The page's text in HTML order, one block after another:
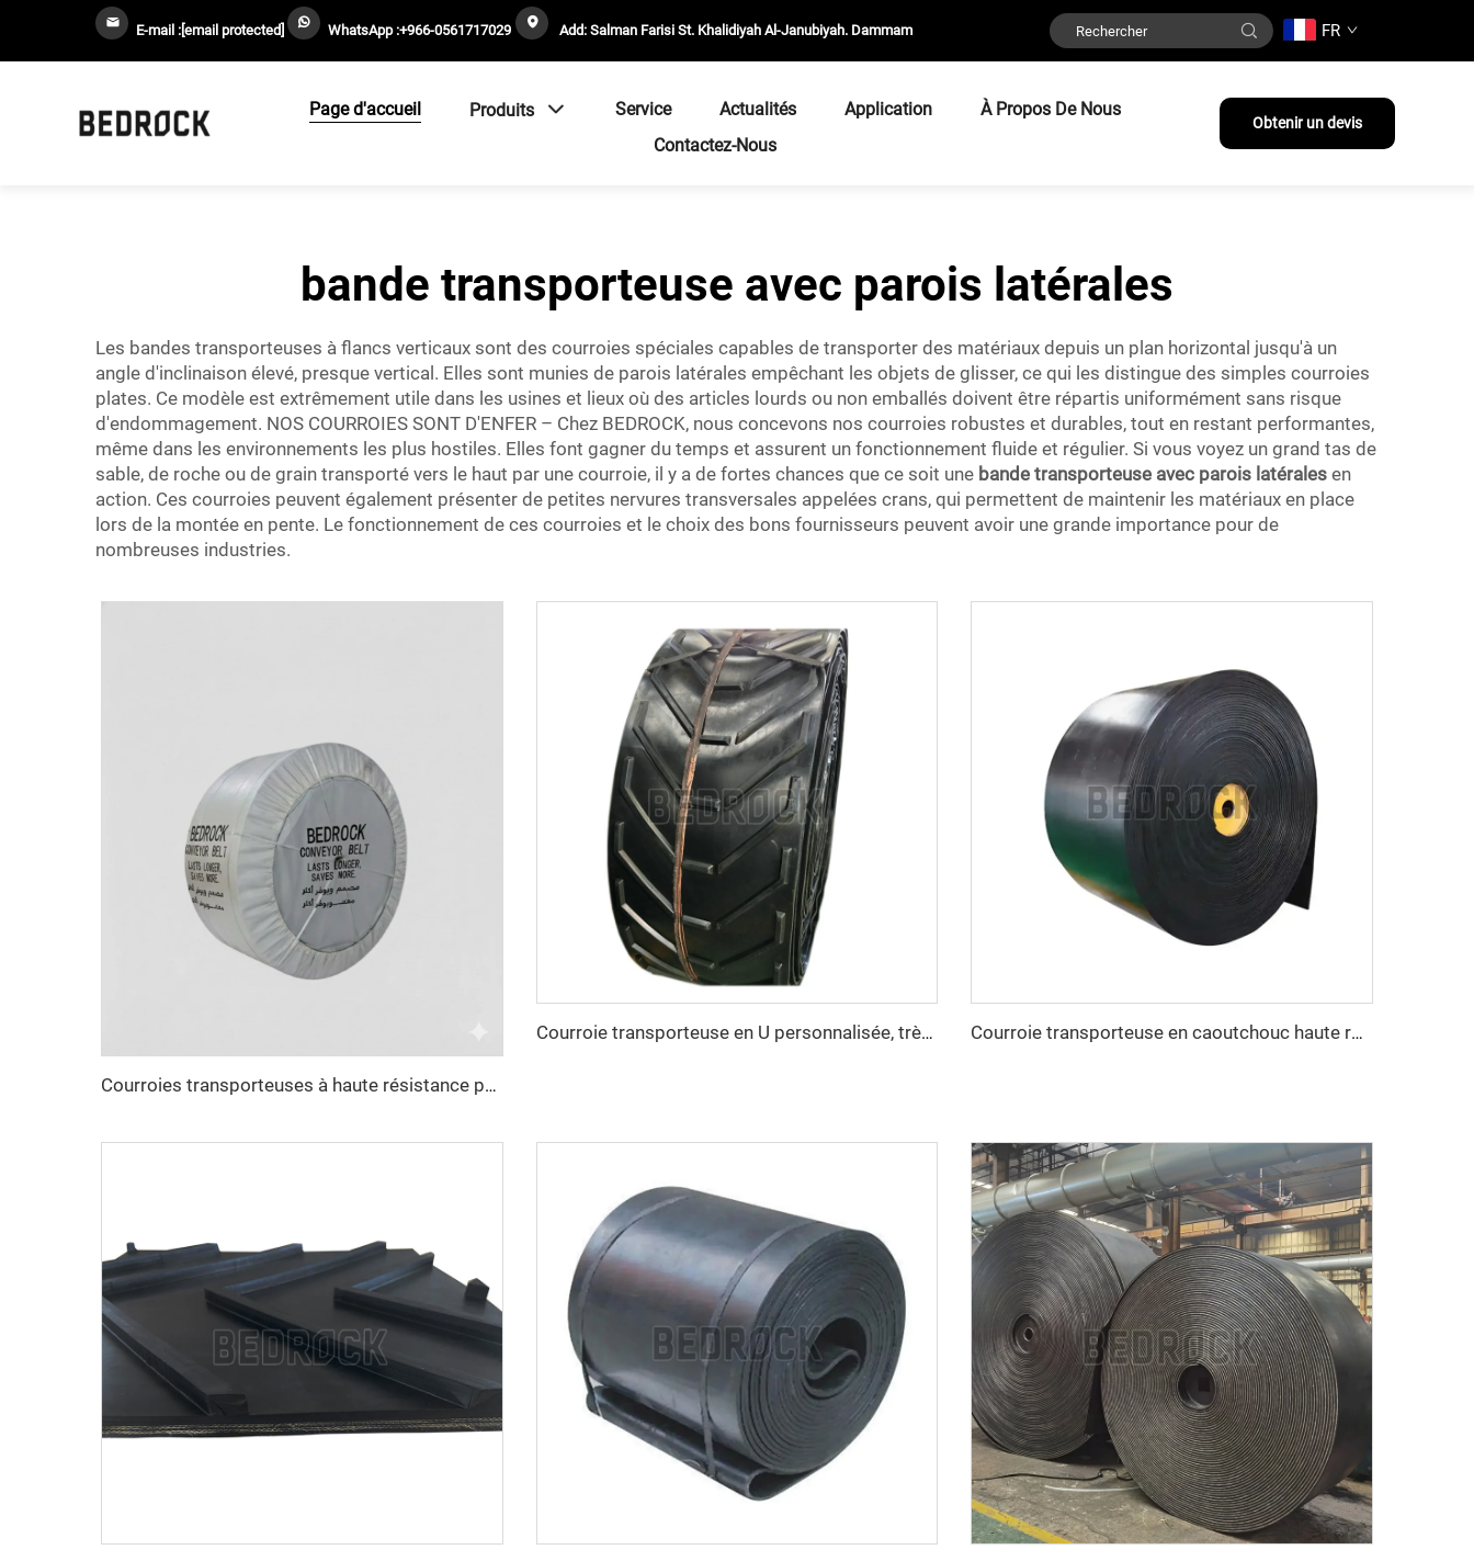
E-mail : [email protected] WhatsApp :+966-0561717029 Add: Salman Farisi St. Khalidiyah Al-Janubiyah. Dammam FR
Page d'accueil Produits Service Actualités Application
À Propos De Nous
Contactez-Nous
Obtenir un devis
bande transporteuse avec parois latérales
Les bandes transporteuses à flancs verticaux sont des courroies spéciales capables de transporter des matériaux depuis un plan horizontal jusqu'à un
angle d'inclinaison élevé, presque vertical. Elles sont munies de parois latérales empêchant les objets de glisser, ce qui les distingue des simples courroies
plates. Ce modèle est extrêmement utile dans les usines et lieux où des articles lourds ou non emballés doivent être répartis uniformément sans risque
d'endommagement. NOS COURROIES SONT D'ENFER – Chez BEDROCK, nous concevons nos courroies robustes et durables, tout en restant performantes,
même dans les environnements les plus hostiles. Elles font gagner du temps et assurent un fonctionnement fluide et régulier. Si vous voyez un grand tas de
sable, de roche ou de grain transporté vers le haut par une courroie, il y a de fortes chances que ce soit une bande transporteuse avec parois latérales en
action. Ces courroies peuvent également présenter de petites nervures transversales appelées crans, qui permettent de maintenir les matériaux en place
lors de la montée en pente. Le fonctionnement de ces courroies et le choix des bons fournisseurs peuvent avoir une grande importance pour de
nombreuses industries.
Courroies transporteuses à haute résistance pour le transport sur de longues distances en conditions climatiques chaudes
Courroie transporteuse en U personnalisée, très durable, pour matériaux à haute température Courroie transporteuse en caoutchouc haute résistance à l'abrasion EP300 3 plis, largeur 800 mm / 1000 mm / 1200 mm, pour l'extraction du charbon